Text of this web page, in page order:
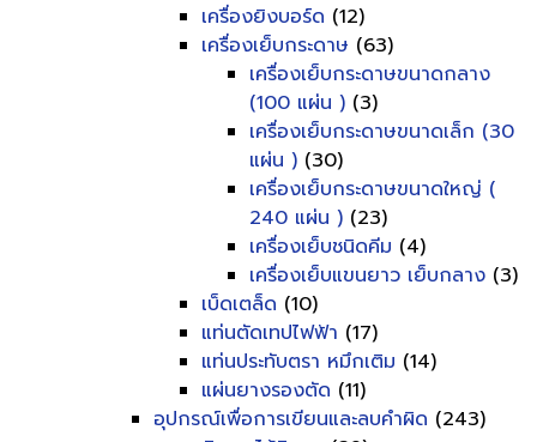
เครื่องยิงบอร์ด (12)
เครื่องเย็บกระดาษ (63)
เครื่องเย็บกระดาษขนาดกลาง
(100 แผ่น ) (3)
เครื่องเย็บกระดาษขนาดเล็ก (30
แผ่น ) (30)
เครื่องเย็บกระดาษขนาดใหญ่ (
240 แผ่น ) (23)
เครื่องเย็บชนิดคีม (4)
เครื่องเย็บแขนยาว เย็บกลาง (3)
เบ็ดเตล็ด (10)
แท่นตัดเทปไฟฟ้า (17)
แท่นประทับตรา หมึกเติม (14)
แผ่นยางรองตัด (11)
อุปกรณ์เพื่อการเขียนและลบคำผิด (243)